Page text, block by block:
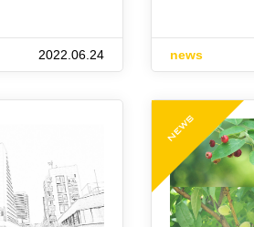
2022.06.24 news